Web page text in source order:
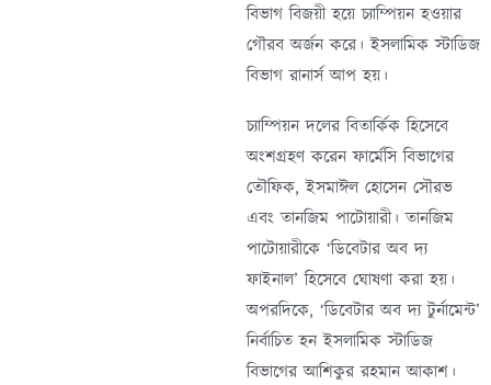
বিভাগ বিজয়ী হয়ে চ্যাম্পিয়ন হওয়ার
গৌরব অর্জন করে। ইসলামিক স্টাডিজ
বিভাগ রানার্স আপ হয়।
চ্যাম্পিয়ন দলের বিতার্কিক হিসেবে
অংশগ্রহণ করেন ফার্মেসি বিভাগের
তৌফিক, ইসমাঈল হোসেন সৌরভ
এবং তানজিম পাটোয়ারী। তানজিম
পাটোয়ারীকে ‘ডিবেটার অব দ্য
ফাইনাল’ হিসেবে ঘোষণা করা হয়।
অপরদিকে, ‘ডিবেটার অব দ্য টুর্নামেন্ট’
নির্বাচিত হন ইসলামিক স্টাডিজ
বিভাগের আশিকুর রহমান আকাশ।